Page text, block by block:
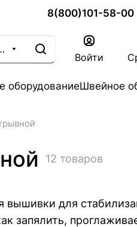
8(800)101-58-00
Войти
оборудованиеШвейное
12 товаров
для
запялить,